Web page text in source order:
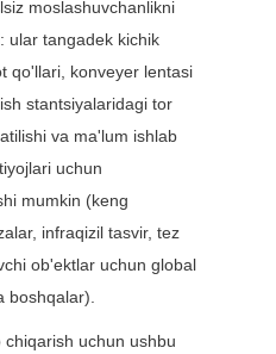
moslashuvchanlikni
ular tangadek kichik
qo'llari, konveyer lentasi
stantsiyalaridagi tor
va ma'lum ishlab
uchun
mumkin (keng
infraqizil tasvir, tez
ob'ektlar uchun global
boshqalar).
chiqarish uchun ushbu